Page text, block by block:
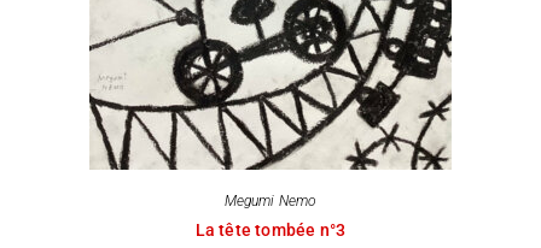
Megumi Nemo
La tête tombée n°3